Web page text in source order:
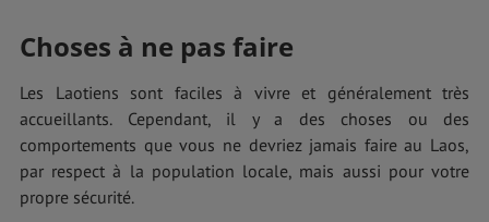
Choses à ne pas faire
Les Laotiens sont faciles à vivre et généralement très
accueillants. Cependant, il y a des choses ou des
comportements que vous ne devriez jamais faire au Laos,
par respect à la population locale, mais aussi pour votre
propre sécurité.